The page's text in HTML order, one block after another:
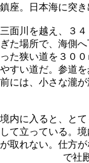
鎮座。日本海に突
三面川を越え、３
ぎた場所で、海側
った狭い道を３０
やすい道だ。参道
前には、小さな瀧
境内に入ると、と
して立っている。
が取れない。仕方
で社